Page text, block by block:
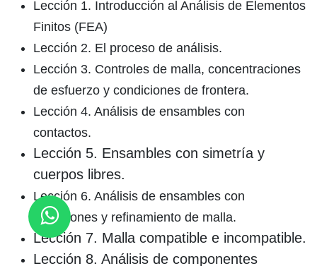
Lección 1. Introducción al Análisis de Elementos
Finitos (FEA)
Lección 2. El proceso de análisis.
Lección 3. Controles de malla, concentraciones
de esfuerzo y condiciones de frontera.
Lección 4. Análisis de ensambles con
contactos.
Lección 5. Ensambles con simetría y
cuerpos libres.
Lección 6. Análisis de ensambles con
conexiones y refinamiento de malla.
Lección 7. Malla compatible e incompatible.
Lección 8. Análisis de componentes